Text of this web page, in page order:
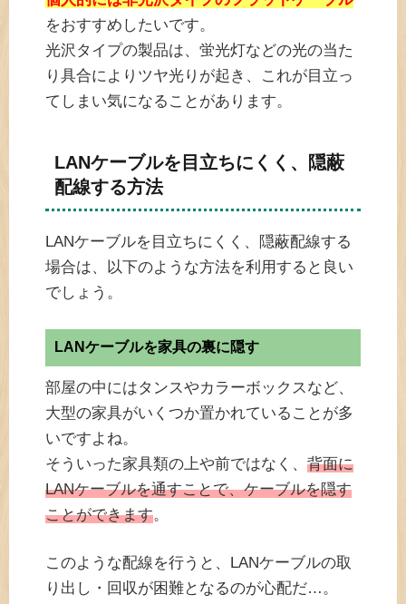
をおすすめしたいです。
光沢タイプの製品は、蛍光灯などの光の当た
り具合によりツヤ光りが起き、これが目立っ
てしまい気になることがあります。
LANケーブルを目立ちにくく、隠蔽
配線する方法
LANケーブルを目立ちにくく、隠蔽配線する
場合は、以下のような方法を利用すると良い
でしょう。
LANケーブルを家具の裏に隠す
部屋の中にはタンスやカラーボックスなど、
大型の家具がいくつか置かれていることが多
いですよね。
そういった家具類の上や前ではなく、 背面に
LANケーブルを通すことで、ケーブルを隠す
ことができます。
このような配線を行うと、LANケーブルの取
り出し・回収が困難となるのが心配だ…。